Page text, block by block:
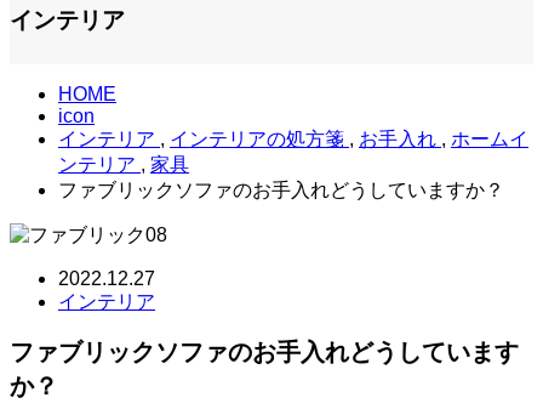
インテリア
HOME
icon
インテリア , インテリアの処方箋 , お手入れ , ホームイ
ンテリア , 家具
ファブリックソファのお手入れどうしていますか？
2022.12.27
インテリア
ファブリックソファのお手入れどうしています
か？